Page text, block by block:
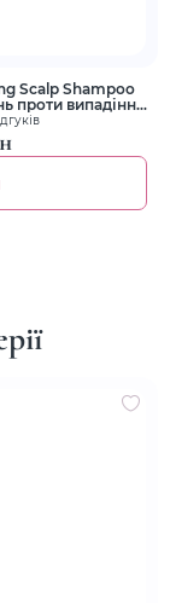
Scalp Shampoo
проти випадіння